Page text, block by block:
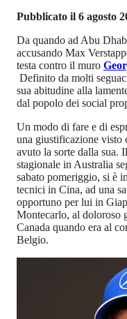
Pubblicato il 6 agosto
Da quando ad Abu
accusando Max
testa contro il muro
Definito da molti
sua abitudine alla
dal popolo dei social
Un modo di fare e di
una giustificazione visto
avuto la sorte dalla sua.
stagionale in Australia
sabato pomeriggio, si è
tecnici in Cina, ad una
opportuno per lui in
Montecarlo, al doloroso
Canada quando era al
Belgio.